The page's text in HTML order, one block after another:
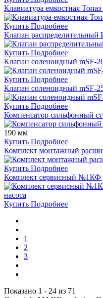
Клавиатура емкостная
Купить Подробнее
Клапан
Купить Подробнее
Клапан соленоидный mSF-
Купить Подробнее
Клапан соленоидный mSF-
Купить Подробнее
Компенсатор сильфонный
190 мм
Купить Подробнее
Комплект монтажный
Купить Подробнее
Комплект сервисный №1КФ
Купить Подробнее
1
2
3
Показано 1 - 24 из 71